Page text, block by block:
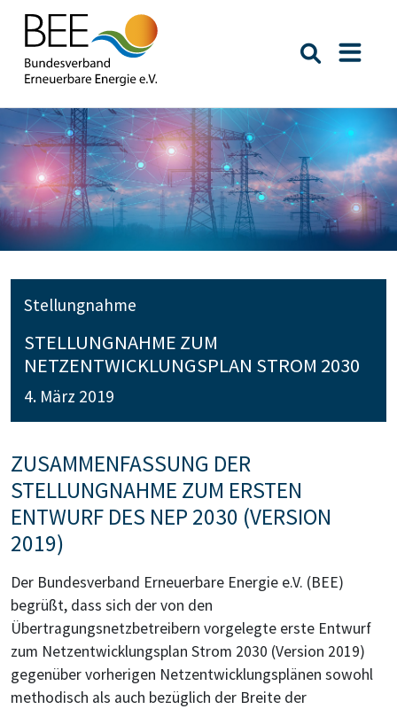
Suche
Stellungnahme
STELLUNGNAHME ZUM
NETZENTWICKLUNGSPLAN STROM 2030
4. März 2019
ZUSAMMENFASSUNG DER
STELLUNGNAHME ZUM ERSTEN
ENTWURF DES NEP 2030 (VERSION
2019)
Der Bundesverband Erneuerbare Energie e.V. (BEE)
begrüßt, dass sich der von den
Übertragungsnetzbetreibern vorgelegte erste Entwurf
zum Netzentwicklungsplan Strom 2030 (Version 2019)
gegenüber vorherigen Netzentwicklungsplänen sowohl
methodisch als auch bezüglich der Breite der